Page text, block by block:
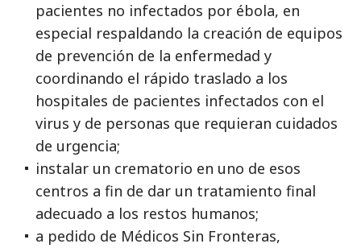
pacientes no infectados por ébola, en
especial respaldando la creación de equipos
de prevención de la enfermedad y
coordinando el rápido traslado a los
hospitales de pacientes infectados con el
virus y de personas que requieran cuidados
de urgencia;
instalar un crematorio en uno de esos
centros a fin de dar un tratamiento final
adecuado a los restos humanos;
a pedido de Médicos Sin Fronteras,